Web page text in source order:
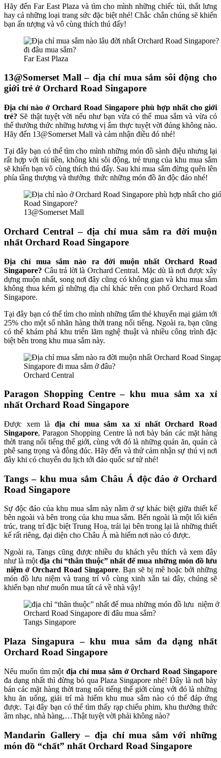
Hãy đến Far East Plaza và tìm cho mình những chiếc túi, thắt lưng
hay cả những loại trang sức đặc biệt nhé! Chắc chắn chúng sẽ khiến
bạn ấn tượng và vô cùng thích thú đấy!
Far East Plaza
13@Somerset Mall – địa chỉ mua sắm sôi động cho
giới trẻ ở Orchard Road Singapore
Địa chỉ nào ở Orchard Road Singapore phù hợp nhất cho giới
trẻ? Sẽ thật tuyệt vời nếu như bạn vừa có thể mua sắm và vừa có
thể thưởng thức những hương vị ẩm thực tuyệt vời đúng không nào.
Hãy đến 13@Somerset Mall và cảm nhận điều đó nhé!
Tại đây bạn có thể tìm cho mình những món đồ sành điệu nhưng lại
rất hợp với túi tiền, không khi sôi động, trẻ trung của khu mua sắm
sẽ khiến bạn vô cùng thích thú đấy. Sau khi mua sắm đừng quên lên
phía tầng thượng và thưởng thức những món đồ ăn độc đáo nhé!
13@Somerset Mall
Orchard Central – địa chỉ mua sắm ra đời muộn
nhất Orchard Road Singapore
Địa chỉ mua sắm nào ra đời muộn nhất Orchard Road
Singapore? Câu trả lời là Orchard Central. Mặc dù là nơi được xây
dựng muộn nhất, song nơi đây cũng có không gian và khu mua sắm
không thua kém gì những địa chỉ khác trên con phố Orchard Road
Singapore.
Tại đây bạn có thể tìm cho mình những tấm thẻ khuyến mại giảm tới
25% cho một số nhãn hàng thời trang nổi tiếng. Ngoài ra, bạn cũng
có thể khám phá khu triển lãm nghệ thuật và nhiều công trình đặc
biệt bên trong khu mua sắm này.
Orchard Central
Paragon Shopping Centre – khu mua sắm xa xỉ
nhất Orchard Road Singapore
Được xem là địa chỉ mua sắm xa xỉ nhất Orchard Road
Singapore, Paragon Shopping Centre là nơi bày bán các mặt hàng
thời trang nổi tiếng thế giới, cùng với đó là những quán ăn, quán cà
phê sang trọng và đông đúc. Hãy đến và thử cảm nhận sự thú vị nơi
đây khi có chuyến du lịch tới đảo quốc sư tử nhé!
Tangs – khu mua sắm Châu Á độc đáo ở Orchard
Road Singapore
Sự độc đáo của khu mua sắm này nằm ở sự khác biệt giữa thiết kế
bên ngoài và bên trong của khu mua sắm. Bến ngoài là một lối kiến
trúc, trang trí đặc biệt Trung Hoa, trái lại bên trong lại là những thiết
kế rất riêng, đại diện cho Châu Á mà hiếm nơi nào có được.
Ngoài ra, Tangs cũng được nhiều du khách yêu thích và xem đây
như là mộtđịa chỉ “thân thuộc” nhất để mua những món đồ lưu
niệm ở Orchard Road Singapore. Bạn sẽ bị mê hoặc bởi những
món đồ lưu niệm và trang trí vô cùng xinh xắn tai đây, chúng sẽ
khiến bạn như muốn mua tất cả về nhà vậy!
Tangs Singapore
Plaza Singapura – khu mua sắm đa dạng nhất
Orchard Road Singapore
Nếu muốn tìm mộtđịa chỉ mua sắm ở Orchard Road Singapore
đa dạng nhất thì đừng bỏ qua Plaza Singapore nhé! Đây là nơi bày
bán các mặt hàng thời trang nổi tiếng thế giới cùng với đó là những
khu ăn uống, giải trí mà hiếm khu mua sắm nào có thể đáp ứng
được. Tại đây bạn có thể tìm thấy rạp chiếu phim, khu thưởng thức
âm nhạc, nhà hàng,…Thật tuyệt vời phải không nào?
Mandarin Gallery – địa chỉ mua sắm với những
món đồ “chất” nhất Orchard Road Singapore